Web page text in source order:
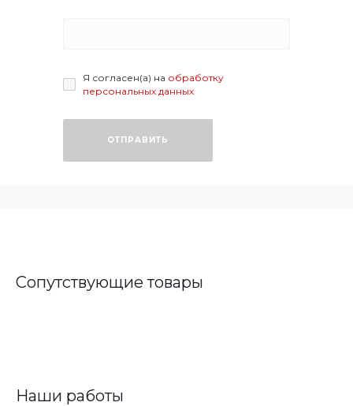
Я согласен(а) на обработку
персональных данных
ОТПРАВИТЬ
Сопутствующие товары
Наши работы